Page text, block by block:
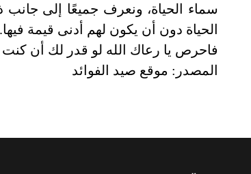
سماء الحياة، ونعرف جميعًا إلى جانب
الحياة دون أن يكون لهم أدنى قيمة فيها.
فاحرص يا رعاك الله لو قدر لك أن
المصدر: موقع صيد الفوائد